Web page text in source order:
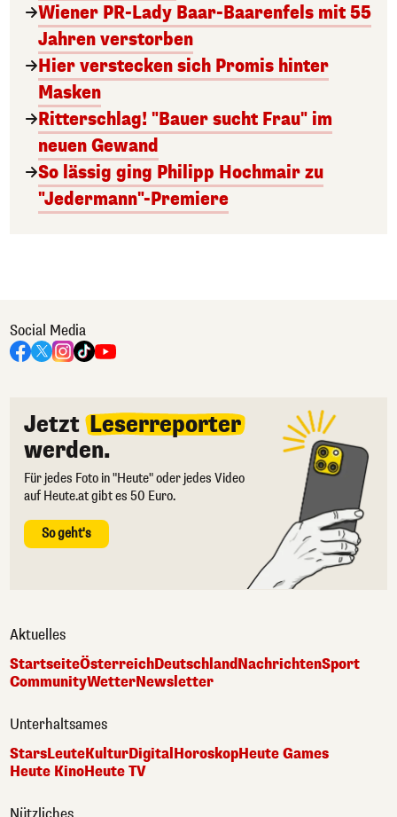
Wiener PR-Lady Baar-Baarenfels mit 55
Jahren verstorben
Hier verstecken sich Promis hinter
Masken
Ritterschlag! "Bauer sucht Frau" im
neuen Gewand
So lässig ging Philipp Hochmair zu
"Jedermann"-Premiere
Social Media
Jetzt Leserreporter
werden.
Für jedes Foto in "Heute" oder jedes Video
auf Heute.at gibt es 50 Euro.
So geht's
Aktuelles
StartseiteÖsterreichDeutschlandNachrichtenSport
CommunityWetterNewsletter
Unterhaltsames
StarsLeuteKulturDigital HoroskopHeute Games
Heute KinoHeute TV